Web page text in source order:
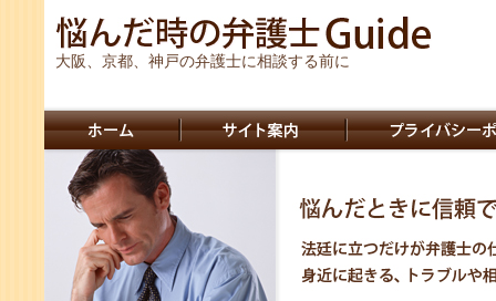
大阪、京都、神戸の弁護士に相談する前に